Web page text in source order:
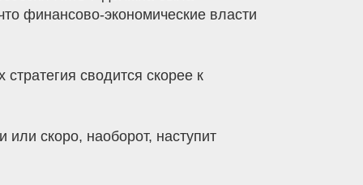
финансово-экономические власти
сводится скорее к
скоро, наоборот, наступит